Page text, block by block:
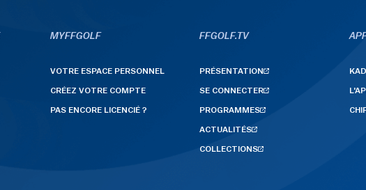
MYFFGOLF
VOTRE ESPACE PERSONNEL
CRÉEZ VOTRE COMPTE
PAS ENCORE LICENCIÉ ?
FFGOLF.TV
PRÉSENTATION
SE CONNECTER
PROGRAMMES
ACTUALITÉS
COLLECTIONS